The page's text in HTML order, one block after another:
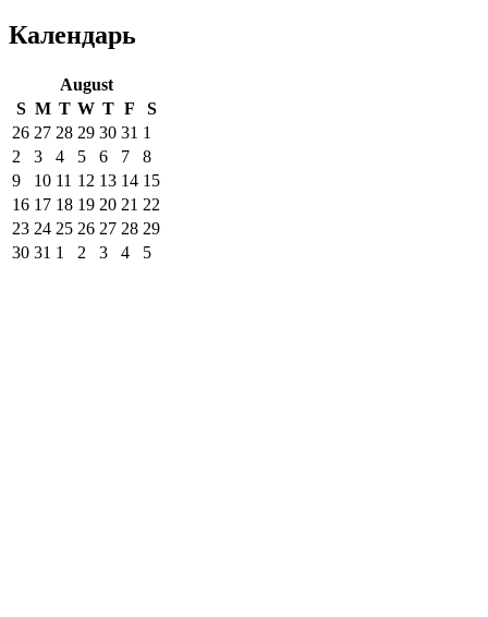
Календарь
August
S M T W T F
S
26 27 28 29 30 31 1
2
3 4 5 6 7
8
9
10 11 12 13 14 15
16 17 18 19 20 21 22
23 24 25 26 27 28 29
30 31 1 2 3 4 5